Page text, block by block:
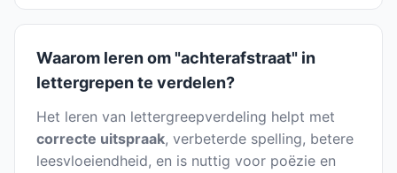
Waarom leren om "achterafstraat" in
lettergrepen te verdelen?
Het leren van lettergreepverdeling helpt met
correcte uitspraak, verbeterde spelling, betere
leesvloeiendheid, en is nuttig voor poëzie en